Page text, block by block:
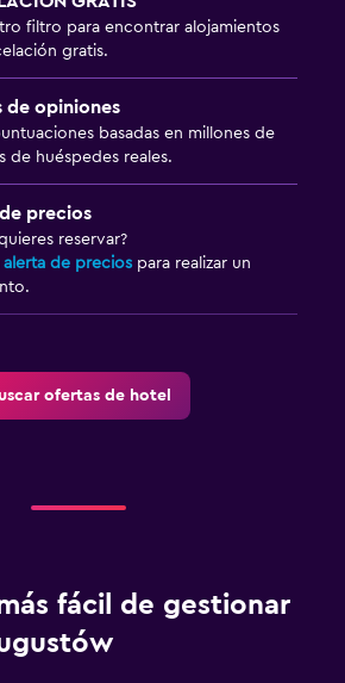
filtro para encontrar alojamientos
gratis.
de opiniones
basadas en millones de
de huéspedes reales.
precios
reservar?
alerta de precios para realizar un
ofertas de hotel
fácil de gestionar